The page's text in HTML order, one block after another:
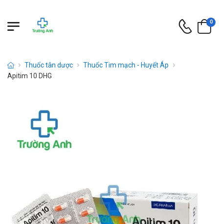
0
Thuốc tân dược
Thuốc Tim mạch - Huyết Áp
Apitim 10 DHG